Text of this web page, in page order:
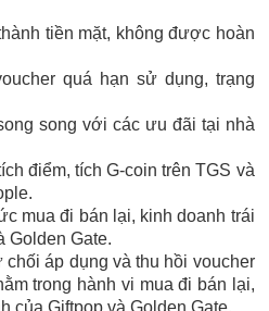
tiền mặt, không được hoàn
quá hạn sử dụng, trạng
song với các ưu đãi tại nhà
điểm, tích G-coin trên TGS và
mua đi bán lại, kinh doanh trái
Golden Gate.
chối áp dụng và thu hồi voucher
trong hành vi mua đi bán lại,